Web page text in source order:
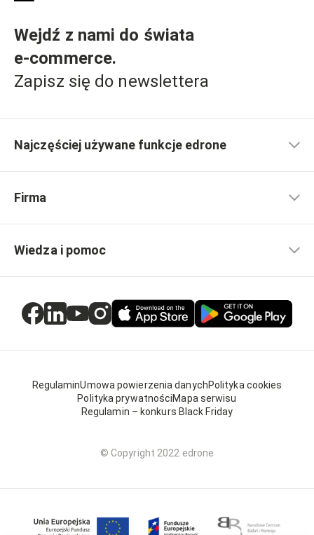
Wejdź z nami do świata
e-commerce.
Zapisz się do newslettera
Najczęściej używane funkcje edrone
Firma
Wiedza i pomoc
RegulaminUmowa powierzenia danychPolityka cookies
Polityka prywatnościMapa serwisu
Regulamin – konkurs Black Friday
© Copyright 2022 edrone